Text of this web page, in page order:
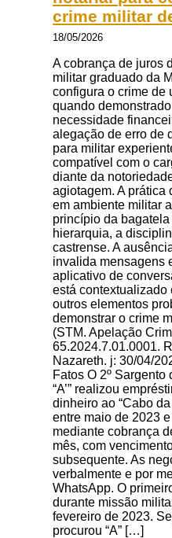
crime militar
18/05/2026
A cobrança de juros
militar graduado da
configura o crime de
quando
necessidade
alegação de erro de
para militar
compatível com o
diante da
agiotagem. A prática
em ambiente militar
princípio da
hierarquia, a
castrense. A
invalida mensagens
aplicativo de
está contextualizado
outros elementos
demonstrar o crime
(STM. Apelação
65.2024.7.01.0001.
Nazareth. j: 30/04/
Fatos O 2º Sargento
“A’” realizou
dinheiro ao “Cabo da
entre maio de 2023
mediante cobrança
mês, com
subsequente. As
verbalmente e por
WhatsApp. O
durante missão
fevereiro de 2023.
procurou “A” […]